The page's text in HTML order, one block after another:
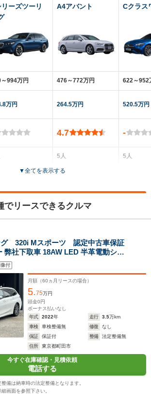
ーズツーリ
994万円
万円
全高
1.52m
全幅
1.9m
全長
ホイールベース
-m
～15.7km/L
地:10.8～
外:14.7～
速道路:16.2～
L
A4アバント
476～772万円
264.5万円
4.7
5人
5ドア
全高
1.44m～1.46m
全幅
1.84m～1.85m
全長
12.7～17.1km/L
└市街地:9.0～
└郊外:12.8～
Cクラス
622～952
520.5万円
-
5人
▼全てを表示する
でリースできるクルマ
グ 320i Mスポーツ 認定中古車保証
弊社下取車 18AW LED 半革電動シー
ズコントロール アンビエントライト
メラ 後退アシスト パーキングアシス
Bluetooth
付
月額（60 ヵ月リースの場合）
5.75万円
頭金0円
ボーナス払いなし
年式
2022年 走行 3.5万km
車検
車検整備無 修復
なし
保証
保証付 整備
法定整備無
住所
東京都町田市
今すぐ在庫確認・見積依頼
電話する
備は納車時の法定整備となります。
画面を参照下さい。